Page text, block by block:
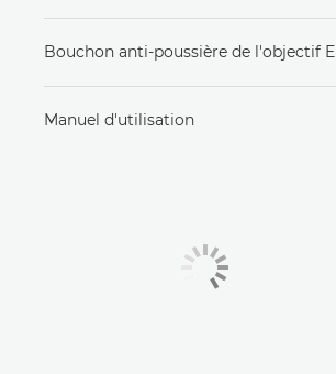
Bouchon anti-poussière de l'objectif E
Manuel d'utilisation